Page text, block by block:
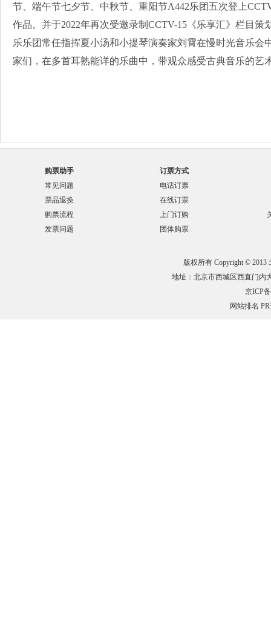
节、端午节七夕节、中秋节、重阳节A442乐团五次登上
作品。并于2022年再次受邀录制CCTV-15《乐享汇》栏目
乐乐团常任指挥夏小汤和小提琴演奏家刘霄在慢时光音乐会
家们，在多首耳熟能详的乐曲中，带观众感受古典音乐的艺
购票助手
常见问题
票品退换
购票流程
发票问题
订票方式
电话订票
在线订票
上门订购
团体购票
版权所有 Copyright © 2013
地址：北京市西城区西直门内
京ICP
网站排名